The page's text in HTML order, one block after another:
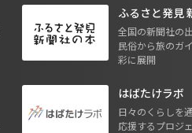
ふるさと発見
全国の新聞社の
民俗から旅のガ
彩に展開
はばたけラボ
日々のくらしを
応援するプロジ